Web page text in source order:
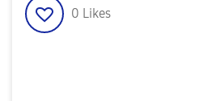
0 Likes